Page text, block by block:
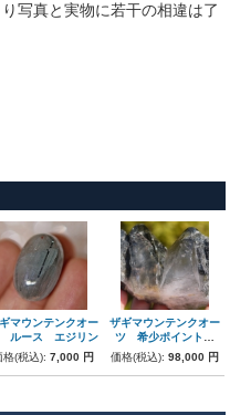
写真と実物に若干の相違は了
マウンテンクオー
ルース エジリン
格(税込): 7,000 円
ザギマウンテンクオー
ツ 希少ポイント原
石 レア!
価格(税込): 98,000 円